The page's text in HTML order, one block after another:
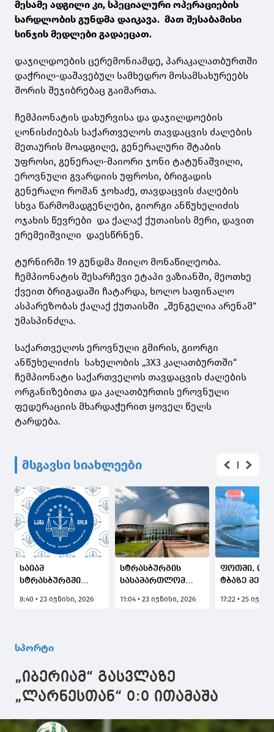
მესამე ადგილი კი, სპეციალური ოპერაციების
სარდლობის გუნდმა დაიკავა. მათ შესაბამისი
სინჯის მედლები გადაეცათ.
დაჯილდოების ცერემონიამდე, პარაკალათბურთში
დაჭრილ-დაშავებულ სამხედრო მოსამსახურეებს
შორის შეჯიბრებაც გაიმართა.
ჩემპიონატის დახურვისა და დაჯილდოების
ღონისძიებას საქართველოს თავდაცვის ძალების
მეთაურის მოადგილე, გენერალური შტაბის
უფროსი, გენერალ-მაიორი ჯონი ტატუნაშვილი,
ეროვნული გვარდიის უფროსი, ბრიგადის
გენერალი რომან ჯოხაძე, თავდაცვის ძალების
სხვა წარმომადგენლები, გიორგი ანწუხელიძის
ოჯახის წევრები და ქალაქ ქუთაისის მერი, დავით
ერემეიშვილი დაესწრნენ.
ტურნირში 19 გუნდმა მიიღო მონაწილეობა.
ჩემპიონატის შესარჩევი ეტაპი ვაზიანში, მეოთხე
ქვეით ბრიგადაში ჩატარდა, ხოლო საფინალო
ასპარეზობას ქალაქ ქუთაისში „შენგელია არენამ“
უმასპინძლა.
საქართველოს ეროვნული გმირის, გიორგი
ანწუხელიძის სახელობის „3X3 კალათბურთში“
ჩემპიონატი საქართველოს თავდაცვის ძალების
ორგანიზებითა და კალათბურთის ეროვნული
ფედერაციის მხარდაჭერით ყოველ წელს
ტარდება.
მსგავსი სიახლეები
საიამ
სტრასბურგში
წინააღმდეგ
სხვა ქართველი
სამხედრო
მოიგო
8:40 • 23 ივნისი, 2026
სტრასბურგის
სასამართლომ
ანწუხელიძისა და
პასუხისმგებლობა
დააკისრა
11:04 • 23 ივნისი, 2026
ფოთში,
ტბაზე
და
17:22 • 25
სპორტი
„იბერიამ“ გასვლაზე
„ლარნესთან“ 0:0 ითამაშა